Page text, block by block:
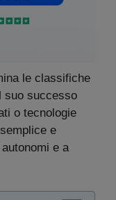
le classifiche
suo successo
o tecnologie
e
e a